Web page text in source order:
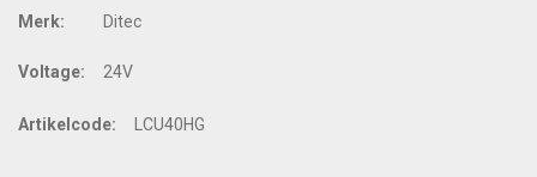
Merk: Ditec
Voltage: 24V
Artikelcode: LCU40HG